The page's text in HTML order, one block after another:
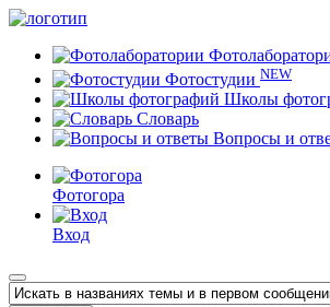
Фотостудии NEW
Школы
Словарь
Вопросы и
Фотогора
Вход